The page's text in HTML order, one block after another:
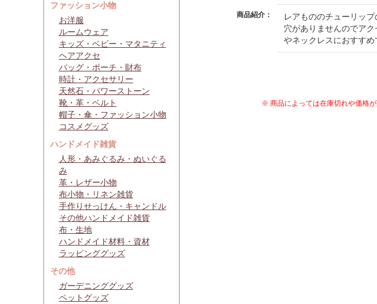
ファッション小物
お洋服
ルームウェア
キッズ・ベビー・マタニティ
ヘアアクセ
バッグ・ポーチ・財布
時計・アクセサリー
天然石・パワーストーン
靴・革・ベルト
帽子・傘・ファッション小物
コスメグッズ
ハンドメイド雑貨
人形・あみぐるみ・ぬいぐる
み
革・レザー小物
布小物・リネン雑貨
手作りせっけん・キャンドル
その他ハンドメイド雑貨
布・生地
ハンドメイド材料・資材
ラッピンググッズ
その他
ガーデニンググッズ
ペットグッズ
商品紹介：
レアもののチューリッ
穴がありませんのでア
やネックレスにおすす
※ 商品によっては在庫切れや価格